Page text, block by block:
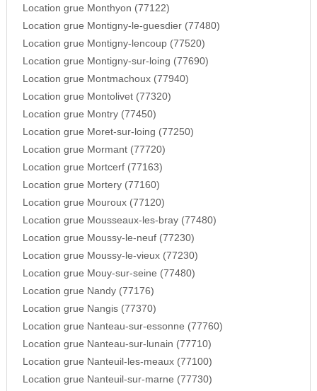
Location grue Monthyon (77122)
Location grue Montigny-le-guesdier (77480)
Location grue Montigny-lencoup (77520)
Location grue Montigny-sur-loing (77690)
Location grue Montmachoux (77940)
Location grue Montolivet (77320)
Location grue Montry (77450)
Location grue Moret-sur-loing (77250)
Location grue Mormant (77720)
Location grue Mortcerf (77163)
Location grue Mortery (77160)
Location grue Mouroux (77120)
Location grue Mousseaux-les-bray (77480)
Location grue Moussy-le-neuf (77230)
Location grue Moussy-le-vieux (77230)
Location grue Mouy-sur-seine (77480)
Location grue Nandy (77176)
Location grue Nangis (77370)
Location grue Nanteau-sur-essonne (77760)
Location grue Nanteau-sur-lunain (77710)
Location grue Nanteuil-les-meaux (77100)
Location grue Nanteuil-sur-marne (77730)